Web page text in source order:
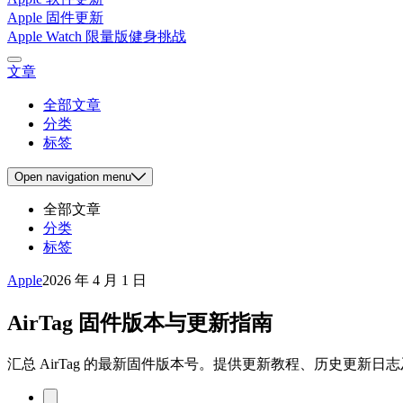
Apple 固件更新
Apple Watch 限量版健身挑战
文章
全部文章
分类
标签
Open navigation menu
全部文章
分类
标签
Apple2026 年 4 月 1 日
AirTag 固件版本与更新指南
汇总 AirTag 的最新固件版本号。提供更新教程、历史更新日志